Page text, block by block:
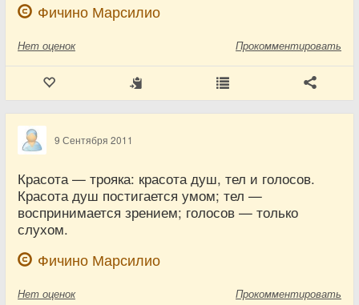
Фичино Марсилио
Нет оценок Прокомментировать
9 Сентября 2011
Красота — трояка: красота душ, тел и голосов.
Красота душ постигается умом; тел —
воспринимается зрением; голосов — только
слухом.
Фичино Марсилио
Нет оценок Прокомментировать